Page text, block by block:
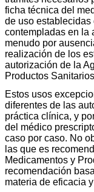
ficha técnica del
de uso
contempladas en la
menudo por
realización de los
autorización de la
Productos
Estos usos
diferentes de las
práctica clínica, y
del médico
caso por caso. No
las que es
Medicamentos y
recomendación
materia de eficacia